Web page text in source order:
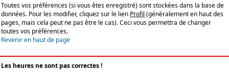
Toutes vos préférences (si vous êtes enregistré) sont stockées dans la base de
données. Pour les modifier, cliquez sur le lien Profil (généralement en haut des
pages, mais cela peut ne pas être le cas). Ceci vous permettra de changer
toutes vos préférences.
Revenir en haut de page
Les heures ne sont pas correctes !